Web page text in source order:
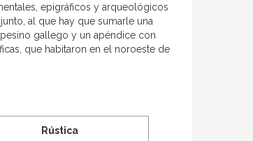
epigráficos y arqueológicos
al que hay que sumarle una
gallego y un apéndice con
que habitaron en el noroeste de
Rústica